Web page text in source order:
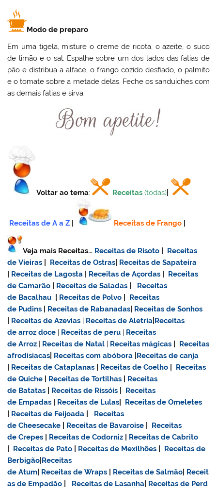
Modo de preparo
Em uma tigela, misture o creme de ricota, o azeite, o suco
de limão e o sal. Espalhe sobre um dos lados das fatias de
pão e distribua a alface, o frango cozido desfiado, o palmito
e o tomate sobre a metade delas. Feche os sanduíches com
as demais fatias e sirva.
Voltar ao tema: Receitas (todas)
Receitas de A a Z Receitas de Frango
Veja mais Receitas… Receitas de Risoto
Receitas
de Vieiras
Receitas de Ostras Receitas de Sapateira
Receitas de Lagosta Receitas de Açordas
Receitas
de Camarão
Receitas de Saladas
Receitas
de Bacalhau
Receitas de Polvo
Receitas
de Pudins
Receitas de Rabanadas Receitas de Sonhos
Receitas de Azevias | Receitas de Aletria Receitas
dearroz doce | Receitas de peru | Receitas
de Arroz | Receitas de Natal | Receitas mágicas
Receitas
afrodisiacas Receitas com abóbora Receitas de canja
Receitas de Cataplanas Receitas de Coelho
Receitas
de Quiche
Receitas de Tortilhas
Receitas
de Batatas
Receitas de Rissóis
Receitas
de Empadas
Receitas de Lulas
Receitas de Omeletes
Receitas de Feijoada
Receitas
de Cheesecake
Receitas de Bavaroise
Receitas
de Crepes
Receitas de Codorniz
Receitas de Cabrito
Receitas de Pato Receitas de Mexilhões
Receitas de
Berbigão Receitas
de Atum Receitas de Wraps Receitas de Salmão Receit
as de Empadão
Receitas de Lasanha Receitas de Perd